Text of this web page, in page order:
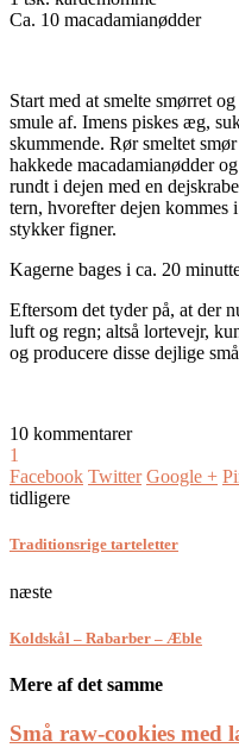
Ca. 10 macadamianødder
Start med at smelte smørret
smule af. Imens piskes æg,
skummende. Rør smeltet
hakkede macadamianødder
rundt i dejen med en
tern, hvorefter dejen kommes
stykker figner.
Kagerne bages i ca. 20
Eftersom det tyder på, at der
luft og regn; altså lortevejr,
og producere disse dejlige
10 kommentarer
1
Facebook Twitter Google +
tidligere
Traditionsrige tarteletter
næste
Koldskål – Rabarber – Æble
Mere af det samme
Små raw-cookies med